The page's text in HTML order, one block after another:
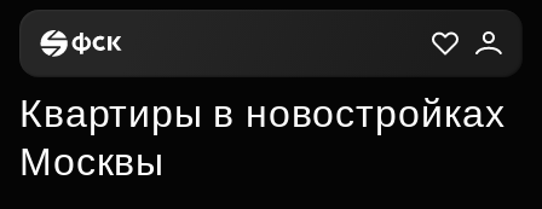
Квартиры в новостройках
Москвы